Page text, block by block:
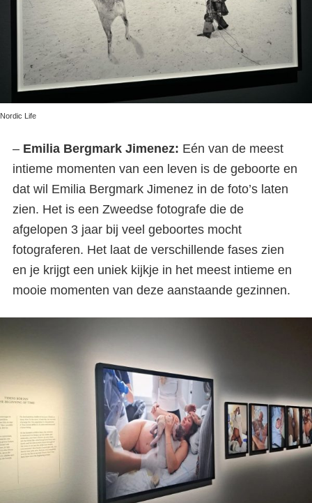
Nordic Life
– Emilia Bergmark Jimenez: Eén van de meest
intieme momenten van een leven is de geboorte en
dat wil Emilia Bergmark Jimenez in de foto’s laten
zien. Het is een Zweedse fotografe die de
afgelopen 3 jaar bij veel geboortes mocht
fotograferen. Het laat de verschillende fases zien
en je krijgt een uniek kijkje in het meest intieme en
mooie momenten van deze aanstaande gezinnen.